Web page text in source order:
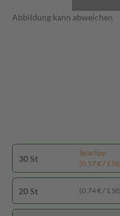
Abbildung kann abweichen
30 St
Spartipp
(0,57 € / 1 St)
20 St (0,74 € / 1 St)